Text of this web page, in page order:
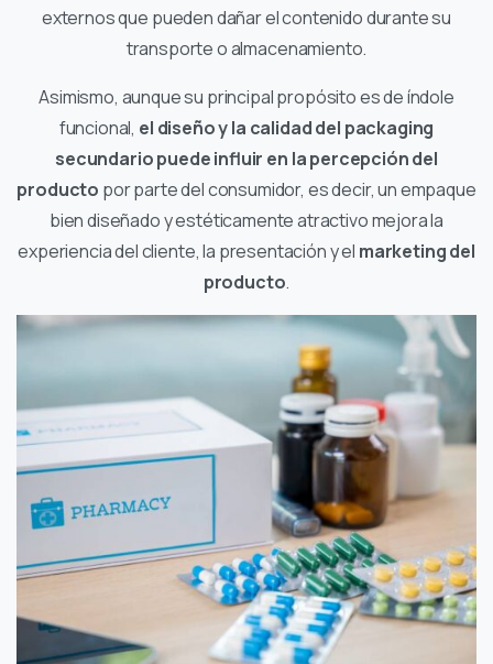
externos que pueden dañar el contenido durante su
transporte o almacenamiento.
Asimismo, aunque su principal propósito es de índole
funcional, el diseño y la calidad del packaging
secundario puede influir en la percepción del
producto por parte del consumidor, es decir, un empaque
bien diseñado y estéticamente atractivo mejora la
experiencia del cliente, la presentación y el marketing del
producto.